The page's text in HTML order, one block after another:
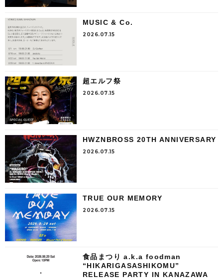
MUSIC & Co.
2026.07.15
超エルフ祭
2026.07.15
HWZNBROSS 20TH ANNIVERSARY
2026.07.15
TRUE OUR MEMORY
2026.07.15
食品まつり a.k.a foodman
“HIKARIGASASHIKOMU”
RELEASE PARTY IN KANAZAWA